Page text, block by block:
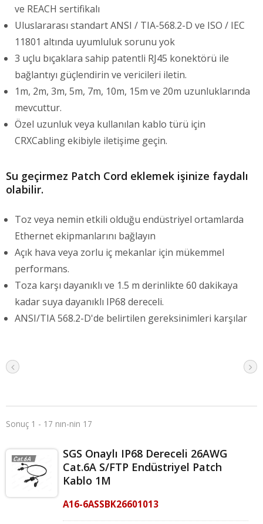
ve REACH sertifikalı
Uluslararası standart ANSI / TIA-568.2-D ve ISO / IEC
11801 altında uyumluluk sorunu yok
3 uçlu bıçaklara sahip patentli RJ45 konektörü ile
bağlantıyı güçlendirin ve vericileri iletin.
1m, 2m, 3m, 5m, 7m, 10m, 15m ve 20m uzunluklarında
mevcuttur.
Özel uzunluk veya kullanılan kablo türü için
CRXCabling ekibiyle iletişime geçin.
Su geçirmez Patch Cord eklemek işinize faydalı
olabilir.
Toz veya nemin etkili olduğu endüstriyel ortamlarda
Ethernet ekipmanlarını bağlayın
Açık hava veya zorlu iç mekanlar için mükemmel
performans.
Toza karşı dayanıklı ve 1.5 m derinlikte 60 dakikaya
kadar suya dayanıklı IP68 dereceli.
ANSI/TIA 568.2-D'de belirtilen gereksinimleri karşılar
Sonuç 1 - 17 nın-nin 17
SGS Onaylı IP68 Dereceli 26AWG
Cat.6A S/FTP Endüstriyel Patch
Kablo 1M
A16-6ASSBK26601013